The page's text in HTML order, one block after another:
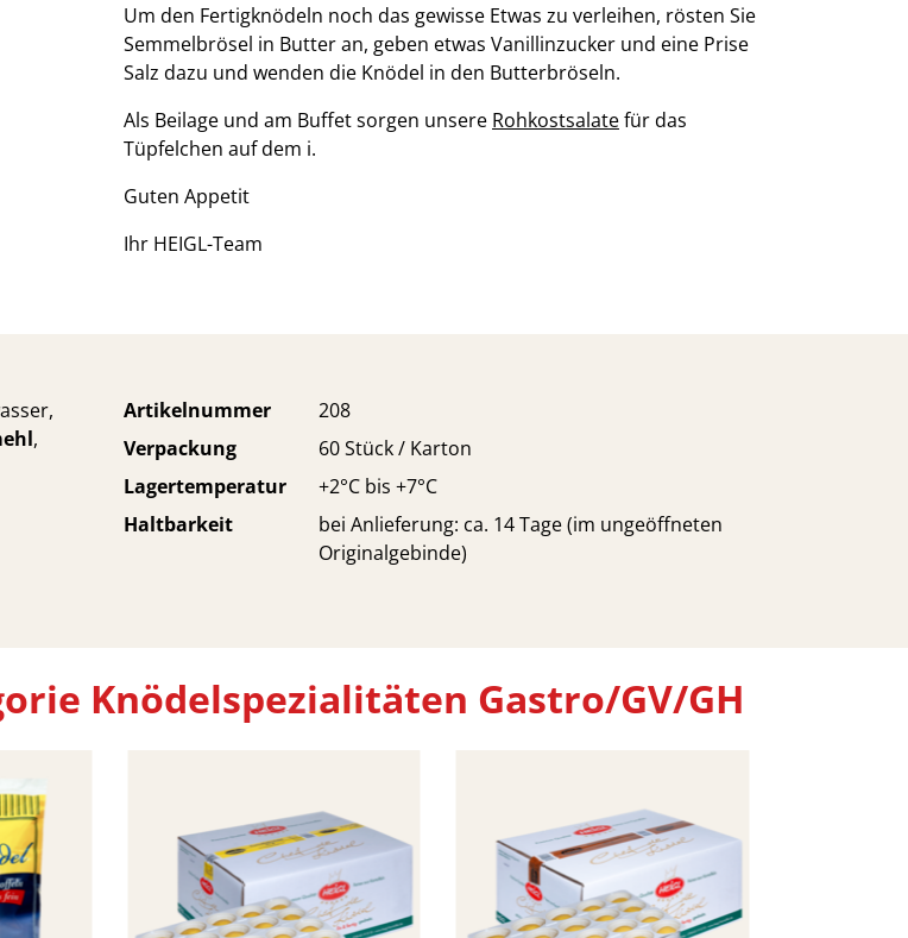
Um den Fertigknödeln noch das gewisse Etwas zu verleihen, rösten Sie
Semmelbrösel in Butter an, geben etwas Vanillinzucker und eine Prise
Salz dazu und wenden die Knödel in den Butterbröseln.
Als Beilage und am Buffet sorgen unsere Rohkostsalatefür das
Tüpfelchen auf dem i.
Guten Appetit
Ihr HEIGL-Team
,
Artikelnummer
208
Verpackung
60 Stück / Karton
Lagertemperatur
+2°C bis +7°C
Haltbarkeit
bei Anlieferung: ca. 14 Tage (im ungeöffneten
Originalgebinde)
Knödelspezialitäten Gastro/GV/GH